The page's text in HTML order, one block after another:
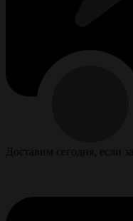
Доставим сегодня, если